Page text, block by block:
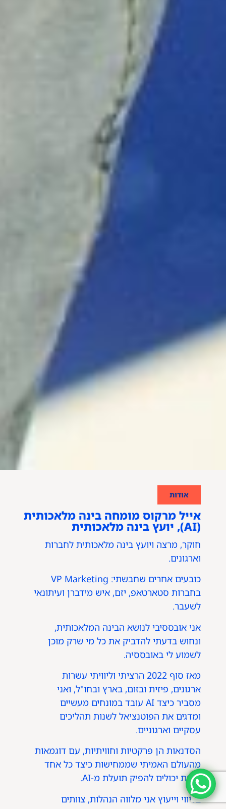
אודות
אייל מרקוס מומחה בינה מלאכותית
(AI), יועץ בינה מלאכותית
חוקר, מרצה ויועץ בינה מלאכותית לחברות
וארגונים.
כובעים אחרים שחבשתי: VP Marketing
בחברות סטארטאפ, יזם, איש מידברן ועיתונאי
לשעבר.
אני אובססיבי לנושא הבינה המלאכותית,
ונחוש בדעתי להדביק את כל מי שרק מוכן
לשמוע לי באובססיה.
מאז סוף 2022 הרציתי וליוויתי עשרות
ארגונים, פיזית ובזום, בארץ ובחו"ל, ואני
מסביר כיצד AI עובד במונחים מעשיים
ומדגים את הפוטנציאל לשנות תהליכים
עסקיים וארגוניים.
הסדנאות הן פרקטיות וחוויתיות, עם דוגמאות
מהעולם האמיתי שממחישות כיצד כל אחד
ואחת יכולים להפיק תועלת מ-AI.
בליווי וייעוץ אני מלווה הנהלות, צוותים